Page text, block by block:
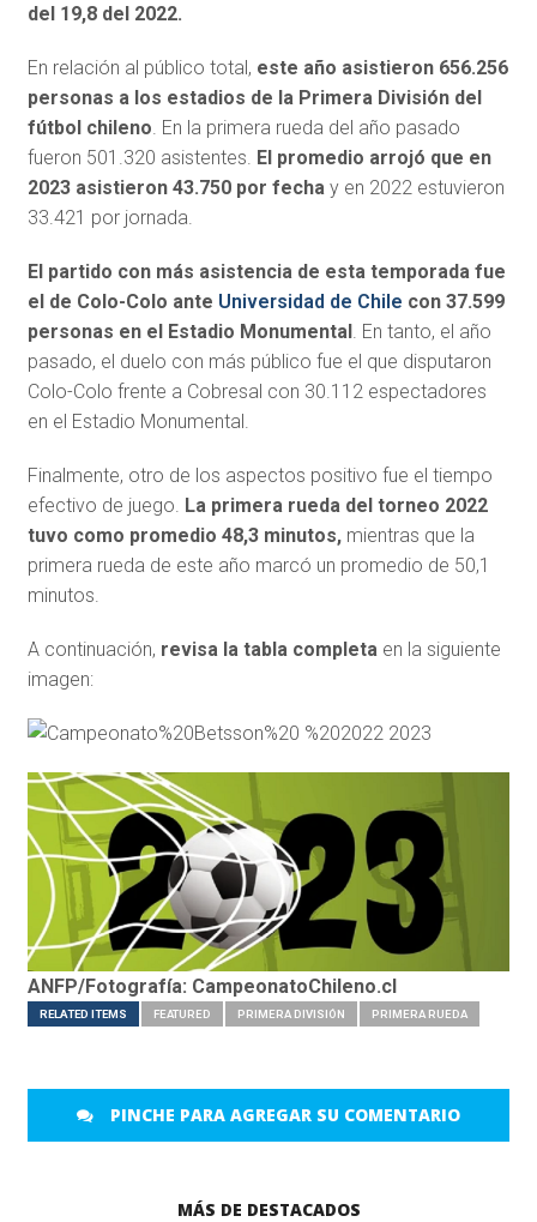
del 19,8 del 2022.
En relación al público total, este año asistieron 656.256
personas a los estadios de la Primera División del
fútbol chileno. En la primera rueda del año pasado
fueron 501.320 asistentes. El promedio arrojó que en
2023 asistieron 43.750 por fechay en 2022 estuvieron
33.421 por jornada.
El partido con más asistencia de esta temporada fue
el de Colo-Colo ante Universidad de Chile con 37.599
personas en el Estadio Monumental. En tanto, el año
pasado, el duelo con más público fue el que disputaron
Colo-Colo frente a Cobresal con 30.112 espectadores
en el Estadio Monumental.
Finalmente, otro de los aspectos positivo fue el tiempo
efectivo de juego. La primera rueda del torneo 2022
tuvo como promedio 48,3 minutos,mientras que la
primera rueda de este año marcó un promedio de 50,1
minutos.
A continuación, revisa la tabla completaen la siguiente
imagen:
ANFP/Fotografía: CampeonatoChileno.cl
RELATED ITEMS FEATURED PRIMERA DIVISIÓN PRIMERA RUEDA
PINCHE PARA AGREGAR SU COMENTARIO
MÁS DE DESTACADOS